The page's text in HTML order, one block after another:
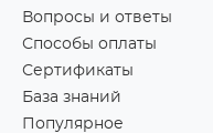
Вопросы и ответы
Способы оплаты
Сертификаты
База знаний
Популярное